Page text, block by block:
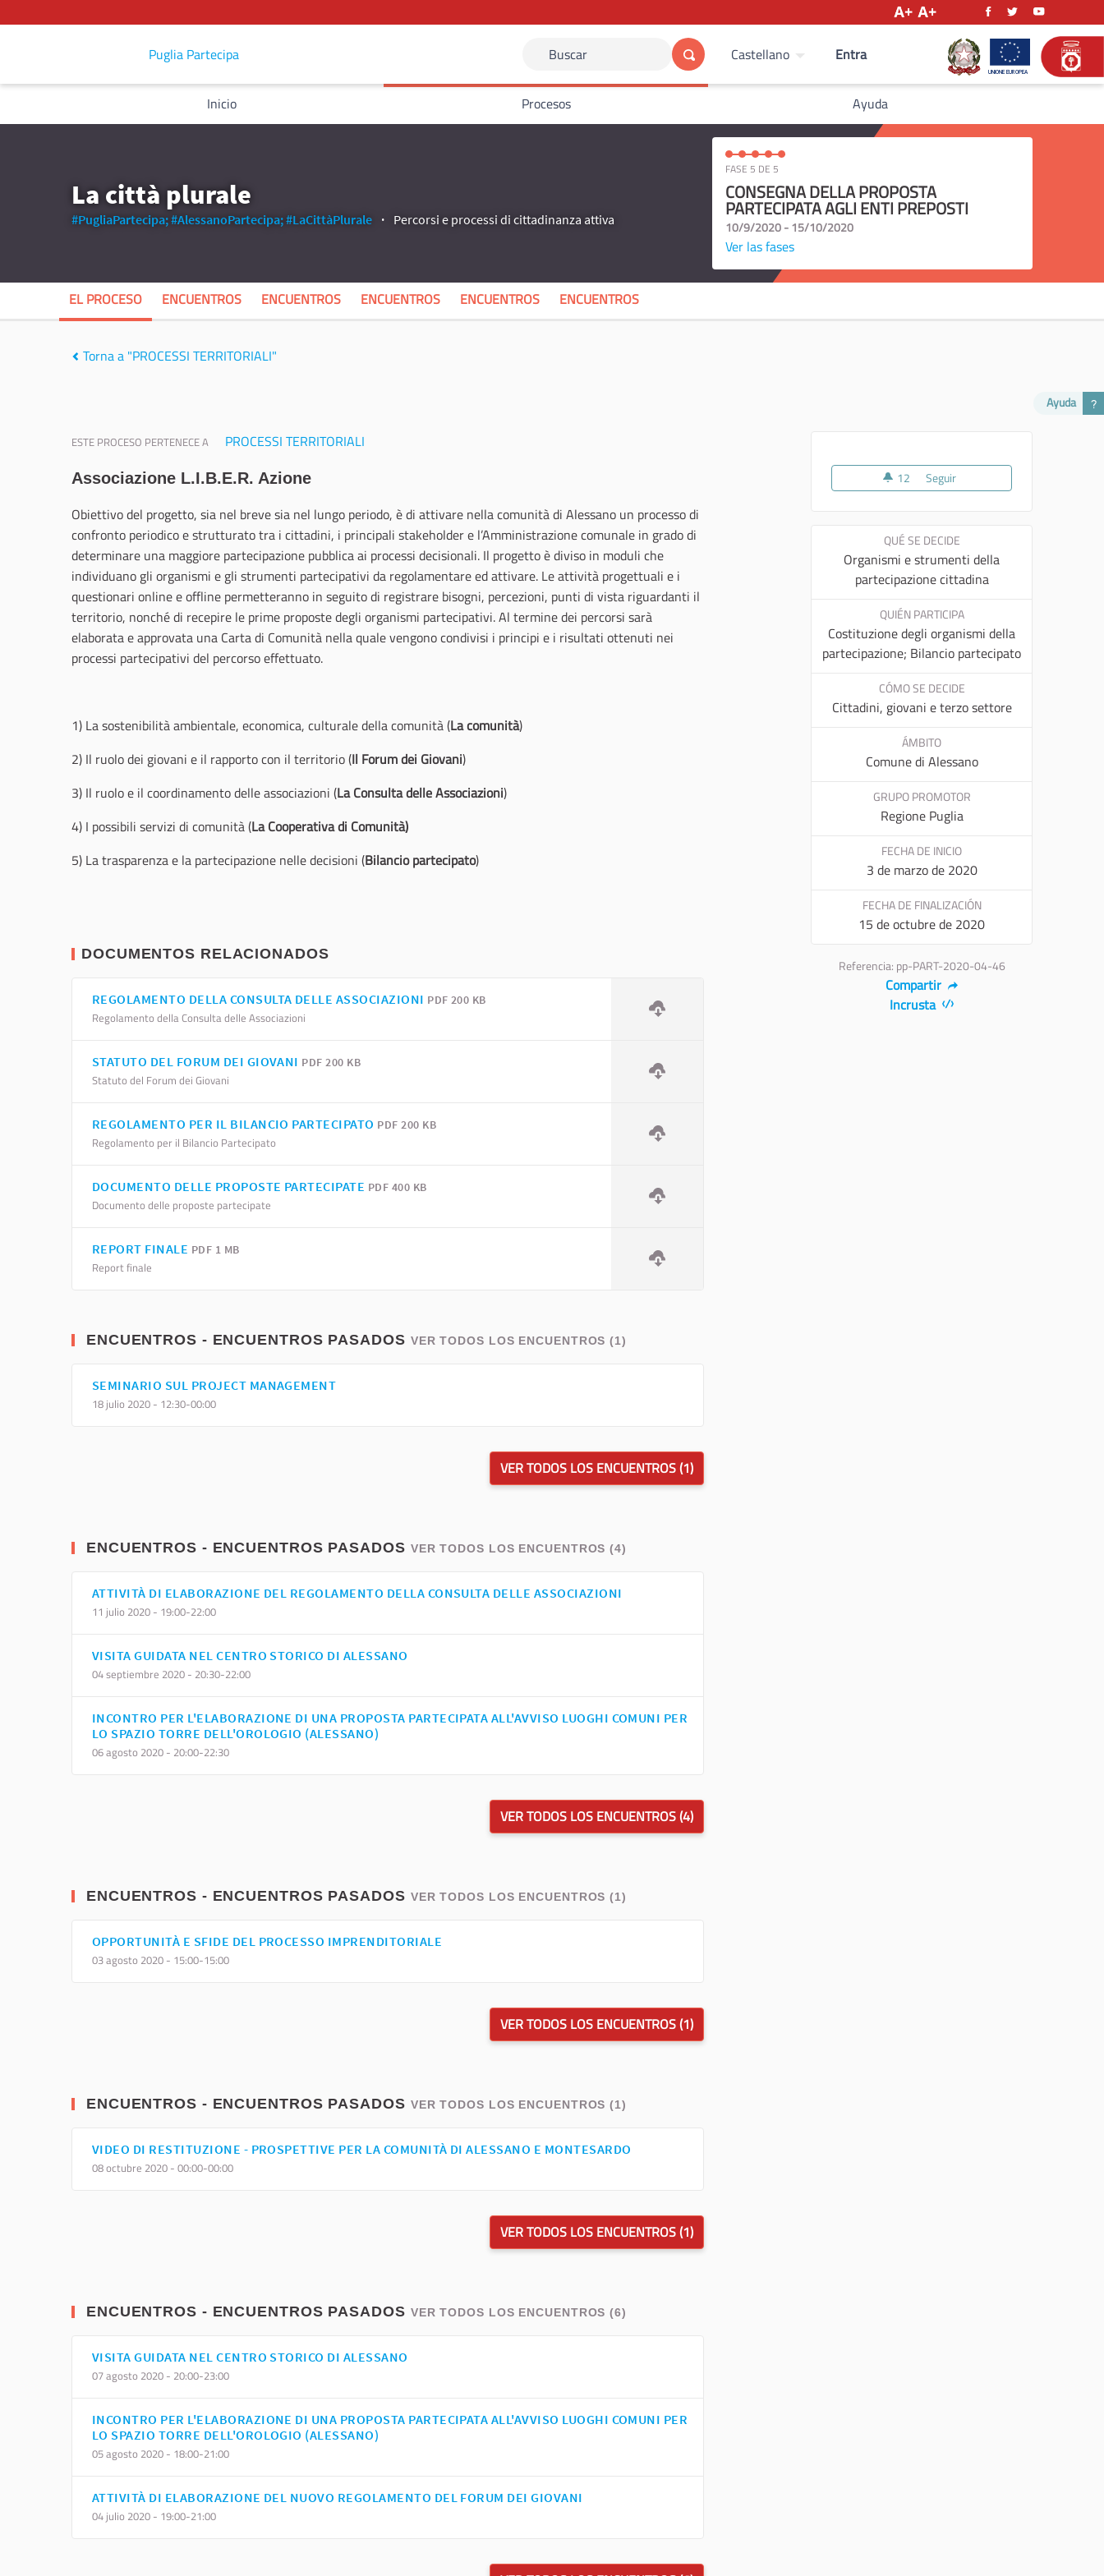
Puglia Partecipa Buscar Castellano Entra
Inicio Procesos Ayuda
La città plurale
#PugliaPartecipa;#AlessanoPartecipa;#LaCittàPlurale Percorsi e processi di cittadinanza attiva
FASE 5 DE 5
CONSEGNA DELLA PROPOSTA
PARTECIPATA AGLI ENTI PREPOSTI
10/9/2020 - 15/10/2020
Ver las fases
EL PROCESO ENCUENTROS ENCUENTROS ENCUENTROS ENCUENTROS ENCUENTROS
Torna a "PROCESSI TERRITORIALI"
Ayuda
ESTE PROCESO PERTENECE A PROCESSI TERRITORIALI
Associazione L.I.B.E.R. Azione
Obiettivo del progetto, sia nel breve sia nel lungo periodo, è di attivare nella comunità di Alessano un processo di
confronto periodico e strutturato tra i cittadini, i principali stakeholder e l’Amministrazione comunale in grado di
determinare una maggiore partecipazione pubblica ai processi decisionali. Il progetto è diviso in moduli che
individuano gli organismi e gli strumenti partecipativi da regolamentare ed attivare. Le attività progettuali e i
questionari online e offline permetteranno in seguito di registrare bisogni, percezioni, punti di vista riguardanti il
territorio, nonché di recepire le prime proposte degli organismi partecipativi. Al termine dei percorsi sarà
elaborata e approvata una Carta di Comunità nella quale vengono condivisi i principi e i risultati ottenuti nei
processi partecipativi del percorso effettuato.
1) La sostenibilità ambientale, economica, culturale della comunità (La comunità)
2) Il ruolo dei giovani e il rapporto con il territorio (Il Forum dei Giovani)
3) Il ruolo e il coordinamento delle associazioni (La Consulta delle Associazioni)
4) I possibili servizi di comunità (La Cooperativa di Comunità)
5) La trasparenza e la partecipazione nelle decisioni (Bilancio partecipato)
DOCUMENTOS RELACIONADOS
REGOLAMENTO DELLA CONSULTA DELLE ASSOCIAZIONI PDF 200 KB
Regolamento della Consulta delle Associazioni
STATUTO DEL FORUM DEI GIOVANI PDF 200 KB
Statuto del Forum dei Giovani
REGOLAMENTO PER IL BILANCIO PARTECIPATO PDF 200 KB
Regolamento per il Bilancio Partecipato
DOCUMENTO DELLE PROPOSTE PARTECIPATE PDF 400 KB
Documento delle proposte partecipate
REPORT FINALE PDF 1 MB
Report finale
ENCUENTROS - ENCUENTROS PASADOS VER TODOS LOS ENCUENTROS (1)
SEMINARIO SUL PROJECT MANAGEMENT
18 julio 2020 - 12:30-00:00
VER TODOS LOS ENCUENTROS (1)
ENCUENTROS - ENCUENTROS PASADOS VER TODOS LOS ENCUENTROS (4)
ATTIVITÀ DI ELABORAZIONE DEL REGOLAMENTO DELLA CONSULTA DELLE ASSOCIAZIONI
11 julio 2020 - 19:00-22:00
VISITA GUIDATA NEL CENTRO STORICO DI ALESSANO
04 septiembre 2020 - 20:30-22:00
INCONTRO PER L'ELABORAZIONE DI UNA PROPOSTA PARTECIPATA ALL'AVVISO LUOGHI COMUNI PER
LO SPAZIO TORRE DELL'OROLOGIO (ALESSANO)
06 agosto 2020 - 20:00-22:30
VER TODOS LOS ENCUENTROS (4)
ENCUENTROS - ENCUENTROS PASADOS VER TODOS LOS ENCUENTROS (1)
OPPORTUNITÀ E SFIDE DEL PROCESSO IMPRENDITORIALE
03 agosto 2020 - 15:00-15:00
VER TODOS LOS ENCUENTROS (1)
ENCUENTROS - ENCUENTROS PASADOS VER TODOS LOS ENCUENTROS (1)
VIDEO DI RESTITUZIONE - PROSPETTIVE PER LA COMUNITÀ DI ALESSANO E MONTESARDO
08 octubre 2020 - 00:00-00:00
VER TODOS LOS ENCUENTROS (1)
ENCUENTROS - ENCUENTROS PASADOS VER TODOS LOS ENCUENTROS (6)
VISITA GUIDATA NEL CENTRO STORICO DI ALESSANO
07 agosto 2020 - 20:00-23:00
INCONTRO PER L'ELABORAZIONE DI UNA PROPOSTA PARTECIPATA ALL'AVVISO LUOGHI COMUNI PER
LO SPAZIO TORRE DELL'OROLOGIO (ALESSANO)
05 agosto 2020 - 18:00-21:00
ATTIVITÀ DI ELABORAZIONE DEL NUOVO REGOLAMENTO DEL FORUM DEI GIOVANI
04 julio 2020 - 19:00-21:00
12 12 seguidoras
SeguirLa città plurale
QUÉ SE DECIDE
Organismi e strumenti della
partecipazione cittadina
QUIÉN PARTICIPA
Costituzione degli organismi della
partecipazione; Bilancio partecipato
CÓMO SE DECIDE
Cittadini, giovani e terzo settore
ÁMBITO
Comune di Alessano
GRUPO PROMOTOR
Regione Puglia
FECHA DE INICIO
3 de marzo de 2020
FECHA DE FINALIZACIÓN
15 de octubre de 2020
Referencia: pp-PART-2020-04-46
Compartir
Incrusta